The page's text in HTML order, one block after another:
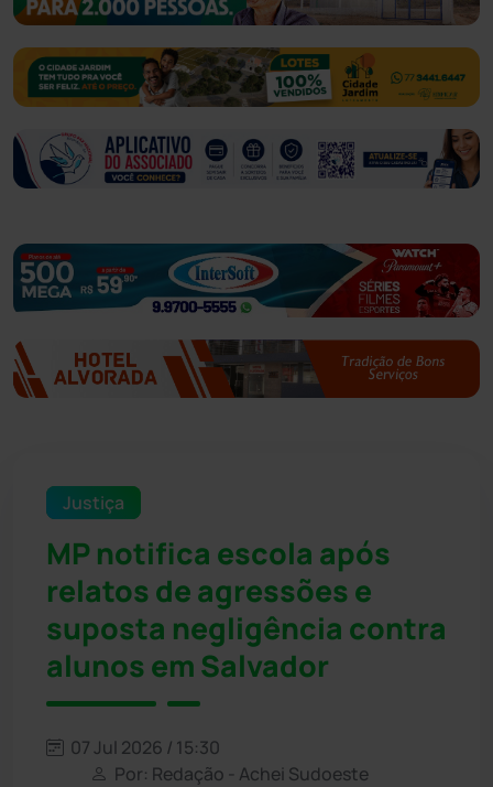
Justiça
MP notifica escola após
relatos de agressões e
suposta negligência contra
alunos em Salvador
07 Jul 2026 / 15:30
Por: Redação - Achei Sudoeste